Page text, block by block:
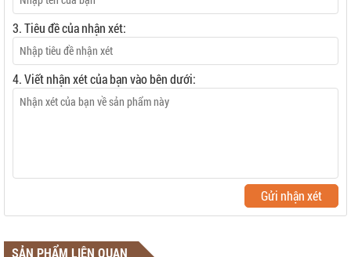
3. Tiêu đề của nhận xét:
4. Viết nhận xét của bạn vào bên dưới:
Gửi nhận xét
SẢN PHẨM LIÊN QUAN